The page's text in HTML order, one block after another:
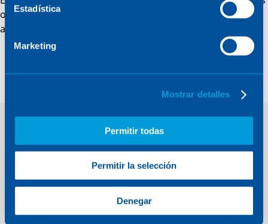
Estadística
Marketing
Mostrar detalles
Permitir todas
Permitir la selección
Denegar
otros, damos vida a proyectos que combinan ambición
arquitectónica y excelencia en ingeniría.
Experiencia global
con impacto
cultural local